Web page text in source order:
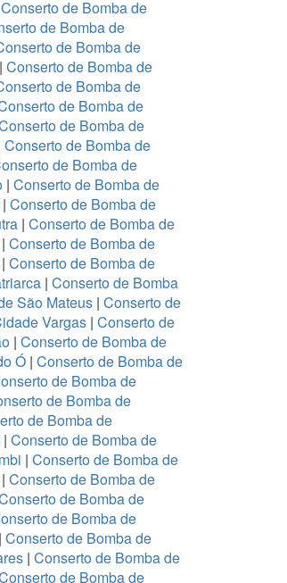
Conserto de Bomba de
de Bomba de
de Bomba de
Conserto de Bomba de
de Bomba de
de Bomba de
de Bomba de
Conserto de Bomba de
de Bomba de
| Conserto de Bomba de
| Conserto de Bomba de
| Conserto de Bomba de
| Conserto de Bomba de
| Conserto de Bomba de
| Conserto de Bomba
São Mateus | Conserto de
Vargas | Conserto de
| Conserto de Bomba de
Ó | Conserto de Bomba de
de Bomba de
de Bomba de
de Bomba de
| Conserto de Bomba de
| Conserto de Bomba de
| Conserto de Bomba de
de Bomba de
de Bomba de
Conserto de Bomba de
| Conserto de Bomba de
de Bomba de